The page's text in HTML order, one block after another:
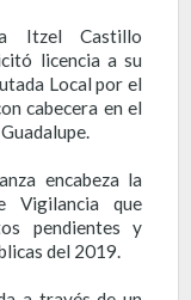
Itzel Castillo
licencia a su
Local por el
cabecera en el
encabeza la
Vigilancia que
pendientes y
del 2019.